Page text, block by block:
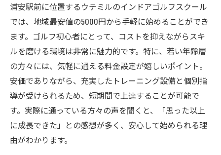
ルフスクールで始める理由
なぜ初心者にウテミルが選ばれるのか
最初に知っておきたいゴルフの基礎知識
インドアで安全に練習するメリット
個別アドバイスで効果的なスキルアップ
初心者向けに設計された特別プログラム
リラックスして学べるフレンドリーな環境
手軽にゴルフを始めよう！ウテミル浦安駅前の
インドアゴルフスクール紹介
浦安駅前に位置するウテミルのインドアゴルフスクール
では、地域最安値の5000円から手軽に始めることができ
ます。ゴルフ初心者にとって、コストを抑えながらスキ
ルを磨ける環境は非常に魅力的です。特に、若い年齢層
の方々には、気軽に通える料金設定が嬉しいポイント。
安価でありながら、充実したトレーニング設備と個別指
導が受けられるため、短期間で上達することが可能で
す。実際に通っている方々の声を聞くと、「思った以上
に成長できた」との感想が多く、安心して始められる理
由がわかります。